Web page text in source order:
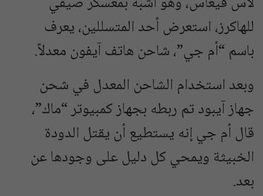
للهاكرز، استعرض أحد المتسللين، يعرف
باسم “أم جي”، شاحن هاتف آيفون معدلاً.
وبعد استخدام الشاحن المعدل في شحن
جهاز آيبود تم ربطه بجهاز كمبيوتر “ماك”،
قال أم جي إنه يستطيع أن يقتل الدودة
الخبيثة ويمحي كل دليل على وجودها عن
بعد.